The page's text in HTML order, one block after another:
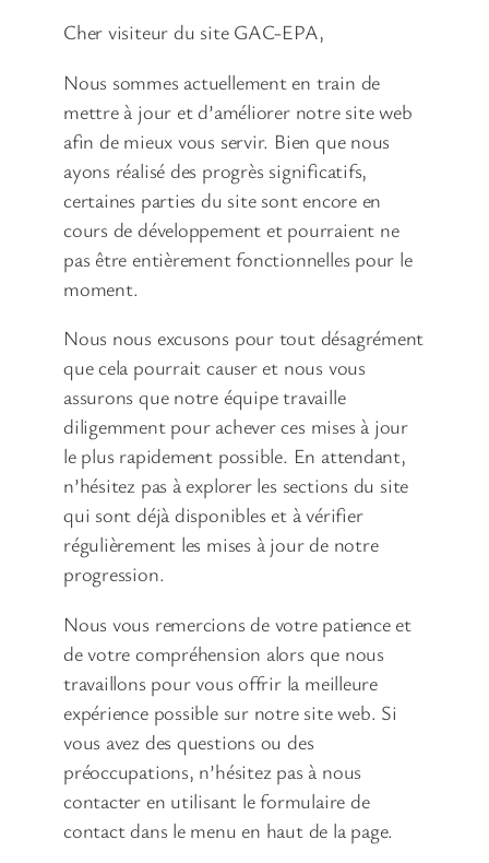
Cher visiteur du site GAC-EPA,
Nous sommes actuellement en train de
mettre à jour et d’améliorer notre site web
afin de mieux vous servir. Bien que nous
ayons réalisé des progrès significatifs,
certaines parties du site sont encore en
cours de développement et pourraient ne
pas être entièrement fonctionnelles pour le
moment.
Nous nous excusons pour tout désagrément
que cela pourrait causer et nous vous
assurons que notre équipe travaille
diligemment pour achever ces mises à jour
le plus rapidement possible. En attendant,
n’hésitez pas à explorer les sections du site
qui sont déjà disponibles et à vérifier
régulièrement les mises à jour de notre
progression.
Nous vous remercions de votre patience et
de votre compréhension alors que nous
travaillons pour vous offrir la meilleure
expérience possible sur notre site web. Si
vous avez des questions ou des
préoccupations, n’hésitez pas à nous
contacter en utilisant le formulaire de
contact dans le menu en haut de la page.